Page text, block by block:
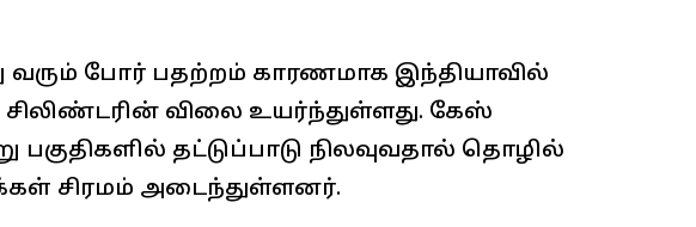
வரும் போர் பதற்றம் காரணமாக இந்தியாவில்
விலை உயர்ந்துள்ளது. கேஸ்
பகுதிகளில் தட்டுப்பாடு நிலவுவதால் தொழில்
சிரமம் அடைந்துள்ளனர்.